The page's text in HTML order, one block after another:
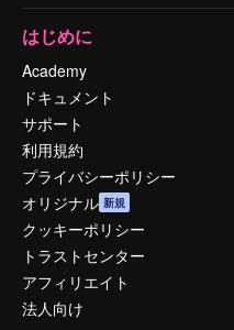
はじめに
Academy
ドキュメント
サポート
利用規約
プライバシーポリシー
オリジナル 新規
クッキーポリシー
トラストセンター
アフィリエイト
法人向け